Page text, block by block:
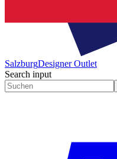
SalzburgDesigner Outlet
Search input